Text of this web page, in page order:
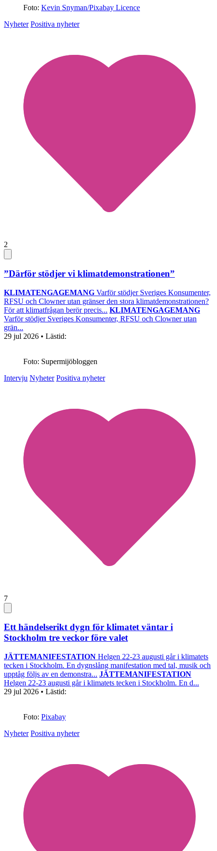
Foto: Kevin Snyman/Pixabay Licence
Nyheter Positiva nyheter
2
”Därför stödjer vi klimatdemonstrationen”
KLIMATENGAGEMANG Varför stödjer Sveriges Konsumenter,
RFSU och Clowner utan gränser den stora klimatdemonstrationen?
För att klimatfrågan berör precis... KLIMATENGAGEMANG
Varför stödjer Sveriges Konsumenter, RFSU och Clowner utan
grän...
29 jul 2026 • Lästid:
Foto: Supermijöbloggen
Intervju Nyheter Positiva nyheter
7
Ett händelserikt dygn för klimatet väntar i
Stockholm tre veckor före valet
JÄTTEMANIFESTATION Helgen 22-23 augusti går i klimatets
tecken i Stockholm. En dygnslång manifestation med tal, musik och
upptåg följs av en demonstra... JÄTTEMANIFESTATION
Helgen 22-23 augusti går i klimatets tecken i Stockholm. En d...
29 jul 2026 • Lästid:
Foto: Pixabay
Nyheter Positiva nyheter